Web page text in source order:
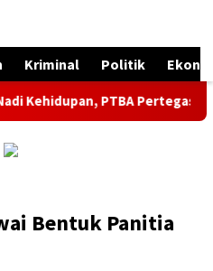
Kriminal Politik
PTBA Pertegas Komitmen
Bentuk Panitia